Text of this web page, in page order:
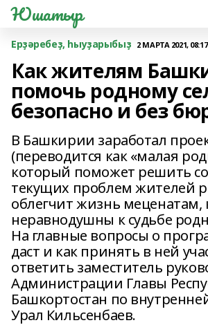
Юшатыр
Ерҙәребеҙ, һыуҙарыбыҙ 2 МАРТА 2021, 08:17
Как жителям
помочь родному
безопасно и без
В Башкирии заработал
(переводится как «малая
который поможет решить
текущих проблем жителей
облегчит жизнь меценатам,
неравнодушны к судьбе
На главные вопросы о
даст и как принять в ней
ответить заместитель
Администрации Главы
Башкортостан по
Урал Кильсенбаев.